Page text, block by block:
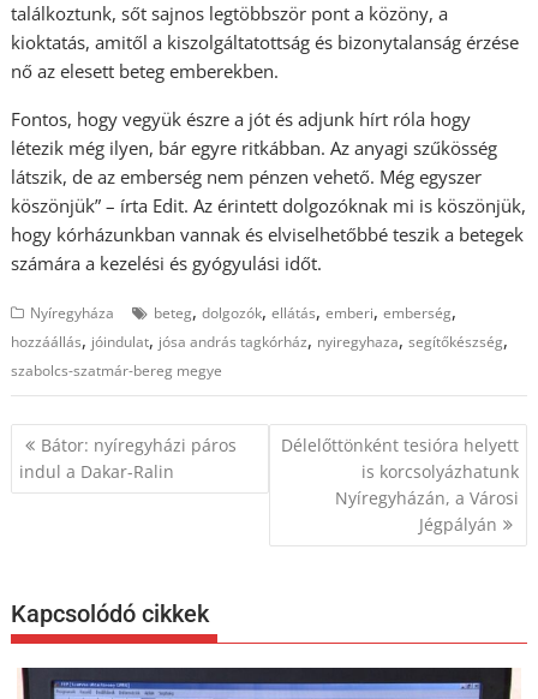
találkoztunk, sőt sajnos legtöbbször pont a közöny, a
kioktatás, amitől a kiszolgáltatottság és bizonytalanság érzése
nő az elesett beteg emberekben.
Fontos, hogy vegyük észre a jót és adjunk hírt róla hogy
létezik még ilyen, bár egyre ritkábban. Az anyagi szűkösség
látszik, de az emberség nem pénzen vehető. Még egyszer
köszönjük” – írta Edit. Az érintett dolgozóknak mi is köszönjük,
hogy kórházunkban vannak és elviselhetőbbé teszik a betegek
számára a kezelési és gyógyulási időt.
Nyíregyháza beteg,dolgozók,ellátás,emberi,emberség,
hozzáállás, jóindulat, jósa andrás tagkórház, nyiregyhaza,segítőkészség,
szabolcs-szatmár-bereg megye
Bejegyzés
navigáció
Bátor: nyíregyházi páros
indul a Dakar-Ralin
Délelőttönként tesióra helyett
is korcsolyázhatunk
Nyíregyházán, a Városi
Jégpályán
Kapcsolódó cikkek